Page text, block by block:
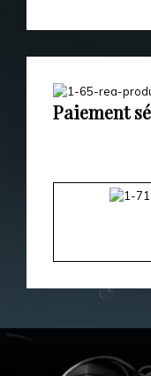
Paiement